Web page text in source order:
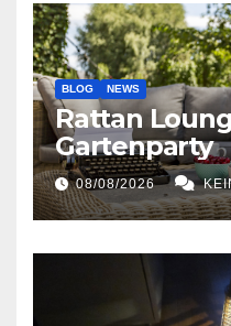
BLOG NEWS
Rattan
Gartenparty
08/08/2026